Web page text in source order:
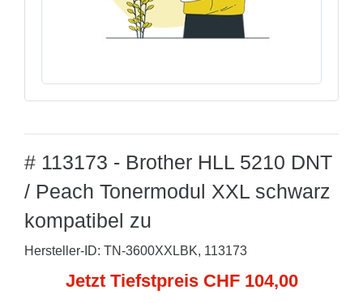
# 113173 - Brother HLL 5210 DNT
/ Peach Tonermodul XXL schwarz
kompatibel zu
Hersteller-ID: TN-3600XXLBK, 113173
Jetzt Tiefstpreis CHF 104,00